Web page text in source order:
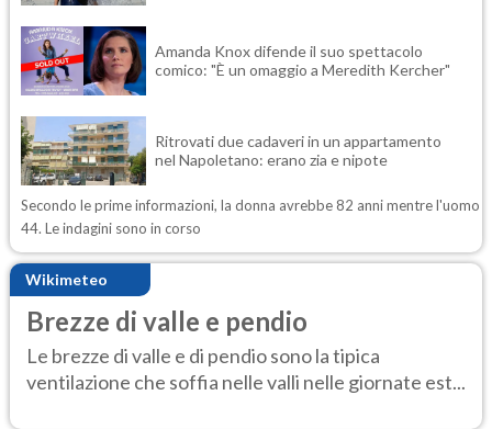
Amanda Knox difende il suo spettacolo
comico: "È un omaggio a Meredith Kercher"
Ritrovati due cadaveri in un appartamento
nel Napoletano: erano zia e nipote
Secondo le prime informazioni, la donna avrebbe 82 anni mentre l'uomo
44. Le indagini sono in corso
Wikimeteo
Brezze di valle e pendio
Le brezze di valle e di pendio sono la tipica
ventilazione che soffia nelle valli nelle giornate est...